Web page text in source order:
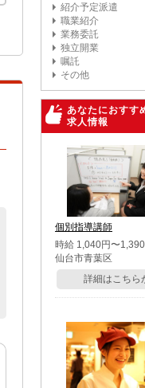
紹介予定派遣
職業紹介
業務委託
独立開業
嘱託
その他
あなたにおすす
求人情報
個別指導講師
時給 1,040円〜
仙台市青葉区
詳細はこちら